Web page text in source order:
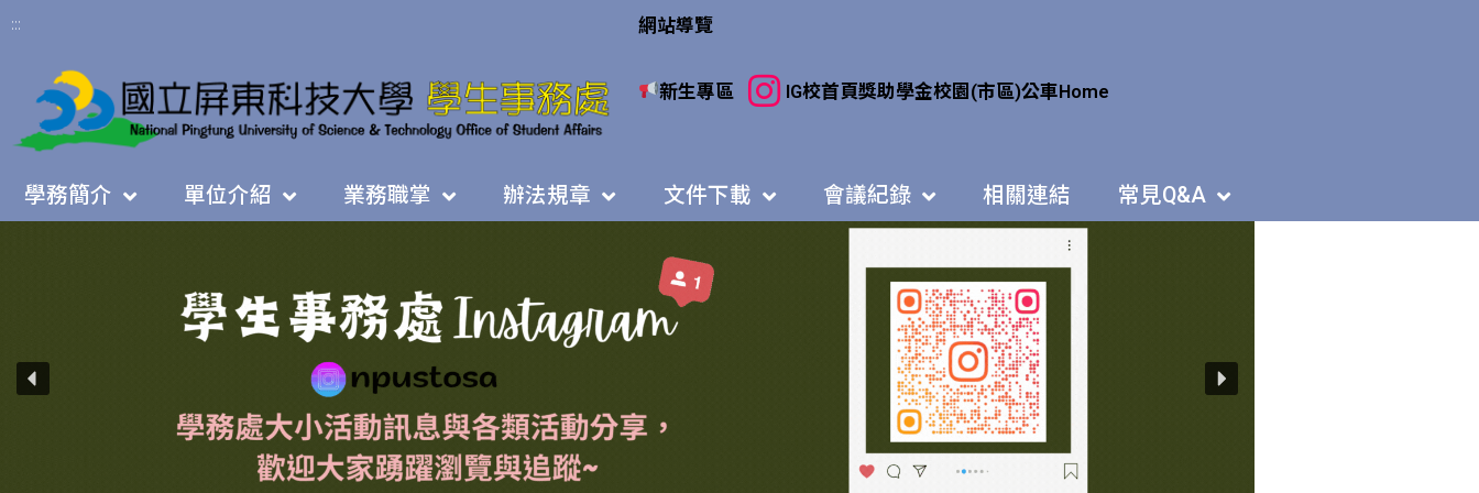
::: 網站導覽
新生專區 IG校首頁獎助學金校園(市區)公車Home
學務簡介 單位介紹 業務職掌 辦法規章 文件下載 會議紀錄 相關連結 常見Q&A